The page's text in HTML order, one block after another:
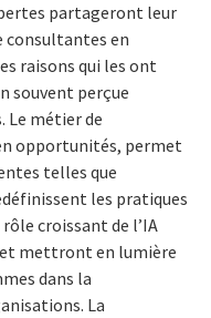
partageront leur
consultantes en
raisons qui les ont
souvent perçue
Le métier de
opportunités, permet
telles que
les pratiques
croissant de l’IA
mettront en lumière
dans la
La